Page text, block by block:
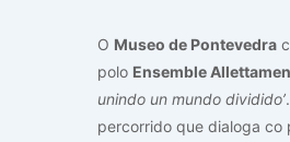
O Museo de Pontevedra
polo Ensemble
unindo un mundo dividido’
percorrido que dialoga co